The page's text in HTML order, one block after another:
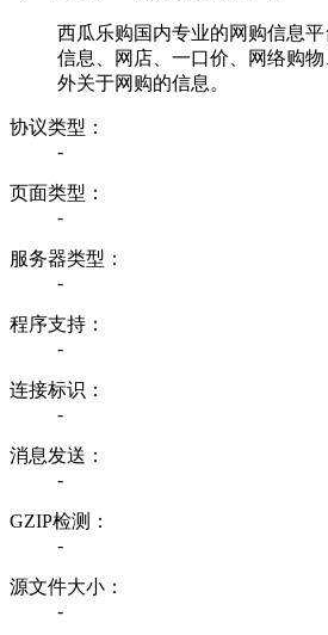
西瓜乐购国内专业的网购信息
信息、网店、一口价、网络购
外关于网购的信息。
协议类型：
-
页面类型：
-
服务器类型：
-
程序支持：
-
连接标识：
-
消息发送：
-
GZIP检测：
-
源文件大小：
-